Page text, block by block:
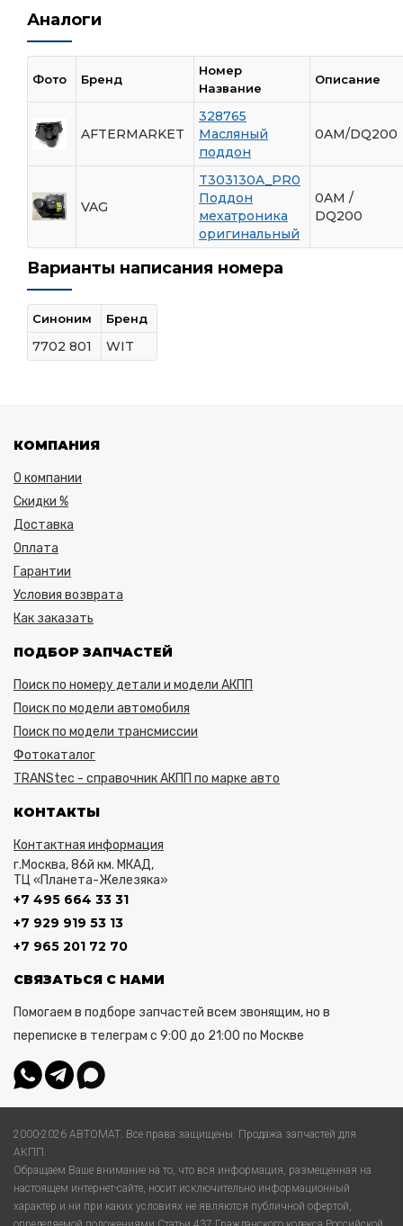
Аналоги
Фото Бренд
Номер
Название
Описание
AFTERMARKET
328765
Масляный
поддон
0AM/DQ200
VAG
T303130A_PR0
Поддон
мехатроника
оригинальный
0AM /
DQ200
Варианты написания номера
Синоним Бренд
7702 801 WIT
КОМПАНИЯ
О компании
Скидки %
Доставка
Оплата
Гарантии
Условия возврата
Как заказать
ПОДБОР ЗАПЧАСТЕЙ
Поиск по номеру детали и модели АКПП
Поиск по модели автомобиля
Поиск по модели трансмиссии
Фотокаталог
TRANStec - справочник АКПП по марке авто
КОНТАКТЫ
Контактная информация
г.Москва, 86й км. МКАД,
ТЦ «Планета-Железяка»
+7 495 664 33 31
+7 929 919 53 13
+7 965 201 72 70
СВЯЗАТЬСЯ С НАМИ
Помогаем в подборе запчастей всем звонящим, но в
переписке в телеграм с 9:00 до 21:00 по Москве
2000-2026 АВТОМАТ. Все права защищены. Продажа запчастей для
АКПП.
Обращаем Ваше внимание на то, что вся информация, размещенная на
настоящем интернет-сайте, носит исключительно информационный
характер и ни при каких условиях не являются публичной офертой,